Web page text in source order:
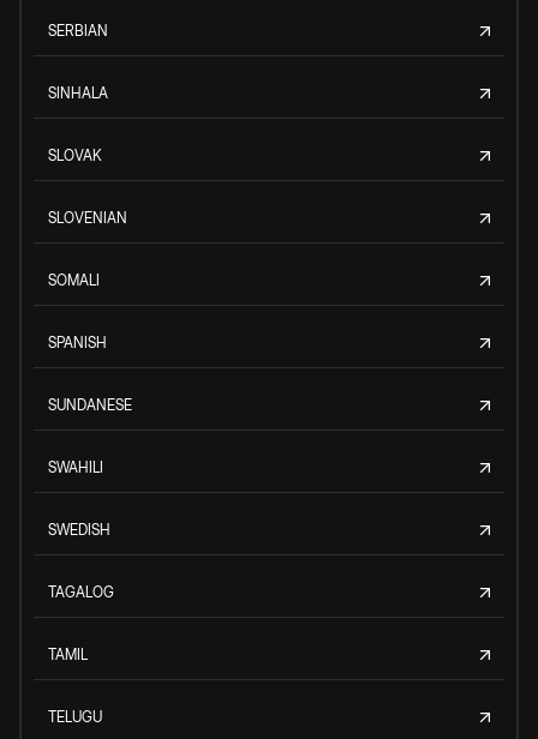
SERBIAN
SINHALA
SLOVAK
SLOVENIAN
SOMALI
SPANISH
SUNDANESE
SWAHILI
SWEDISH
TAGALOG
TAMIL
TELUGU